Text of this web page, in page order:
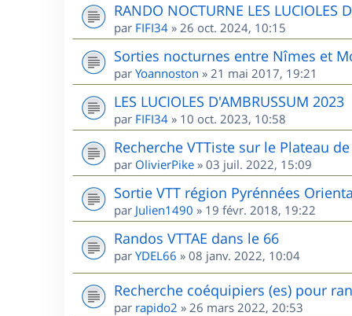
RANDO NOCTURNE LES LUCIOLES
par FIFI34 » 26 oct. 2024, 10:15
Sorties nocturnes entre Nîmes et
par Yoannoston » 21 mai 2017, 19:21
LES LUCIOLES D'AMBRUSSUM 2023
par FIFI34 » 10 oct. 2023, 10:58
Recherche VTTiste sur le Plateau
par OlivierPike » 03 juil. 2022, 15:09
Sortie VTT région Pyrénnées
par Julien1490 » 19 févr. 2018, 19:22
Randos VTTAE dans le 66
par YDEL66 » 08 janv. 2022, 10:04
Recherche coéquipiers (es) pour
par rapido2 » 26 mars 2022, 20:53